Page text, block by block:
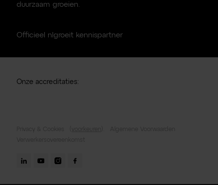
duurzaam groeien.
Officieel nlgroeit kennispartner
Onze accreditaties: